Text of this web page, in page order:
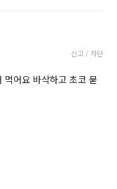
신고 / 차단
먹어요 바삭하고 초코 묻